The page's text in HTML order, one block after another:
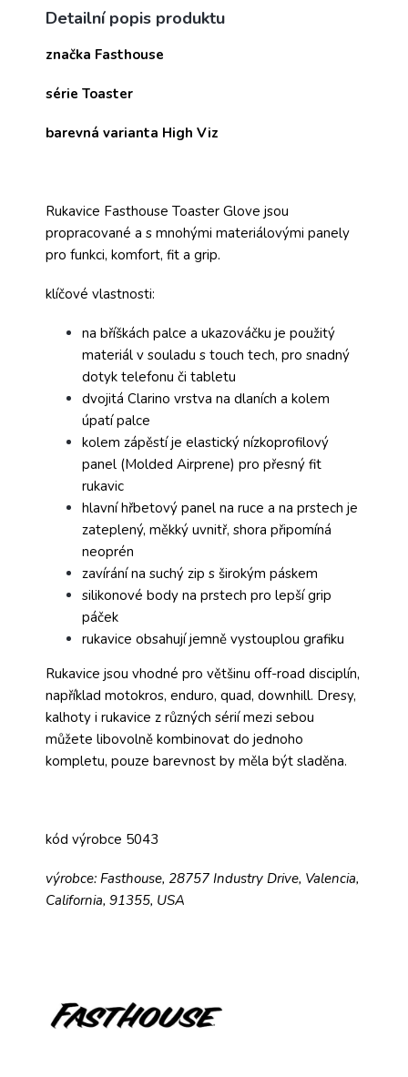
Detailní popis produktu
značka Fasthouse
série Toaster
barevná varianta High Viz
Rukavice Fasthouse Toaster Glove jsou
propracované a s mnohými materiálovými panely
pro funkci, komfort, fit a grip.
klíčové vlastnosti:
na bříškách palce a ukazováčku je použitý
materiál v souladu s touch tech, pro snadný
dotyk telefonu či tabletu
dvojitá Clarino vrstva na dlaních a kolem
úpatí palce
kolem zápěstí je elastický nízkoprofilový
panel (Molded Airprene) pro přesný fit
rukavic
hlavní hřbetový panel na ruce a na prstech je
zateplený, měkký uvnitř, shora připomíná
neoprén
zavírání na suchý zip s širokým páskem
silikonové body na prstech pro lepší grip
páček
rukavice obsahují jemně vystouplou grafiku
Rukavice jsou vhodné pro většinu off-road disciplín,
například motokros, enduro, quad, downhill. Dresy,
kalhoty i rukavice z různých sérií mezi sebou
můžete libovolně kombinovat do jednoho
kompletu, pouze barevnost by měla být sladěna.
kód výrobce 5043
výrobce: Fasthouse, 28757 Industry Drive, Valencia,
California, 91355, USA